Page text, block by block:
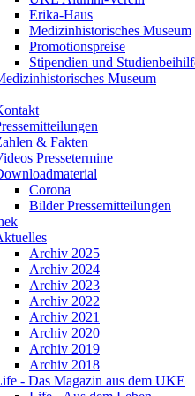
Erika-Haus
Medizinhistorisches Museum
Promotionspreise
Stipendien und
Museum
& Fakten
Pressetermine
Corona
Bilder Pressemitteilungen
Archiv 2025
Archiv 2024
Archiv 2023
Archiv 2022
Archiv 2021
Archiv 2020
Archiv 2019
Archiv 2018
- Das Magazin aus dem UKE